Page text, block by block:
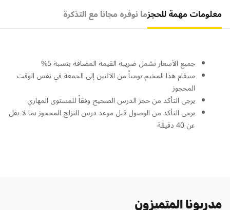
معلومات مهمة للحجزما نوفره مجانا مع التذكرة
جميع الأسعار تشمل ضريبة القيمة المضافة بنسبة 5%
سيقام هذا المخيم يومياً من الاثنين إلى الجمعة في نفس الوقت
المحجوز
يرجى التأكد من حجز الدرس الصحيح وفقاً للمستوى المهاري
يرجى التأكد من الوصول قبل موعد درس التزلج المحجوز بما لا يقل
عن 40 دقيقة
مدربونا المتميزون